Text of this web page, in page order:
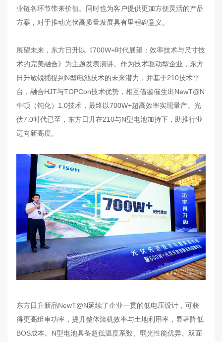
业链各环节带来价值。同时也为客户提供更加方便灵活的产品
方案，对于推动光伏高质量发展具有里程碑意义。
展望未来，东方日升以《700W+时代展望：效率技术与尺寸技
术的完美融合》为主题发表演讲。作为技术驱动型企业，东方
日升敏锐捕捉到N型电池技术的未来潜力，并基于210技术平
台，融合HJT与TOPCon技术优势，相互借鉴催生出NewT@N
牛顿（钝化）1.0技术，最终以700W+超高效率实现量产。光
伏7.0时代已至，东方日升在210与N型电池加持下，助推行业
迈向新高度。
东方日升新品NewT@N延续了企业一贯的低电压设计，可获
得更高组串功率，提升整体装机效率与土地利用率，显著降低
BOS成本。N型电池具备超低温度系数、弱光性能优异、双面